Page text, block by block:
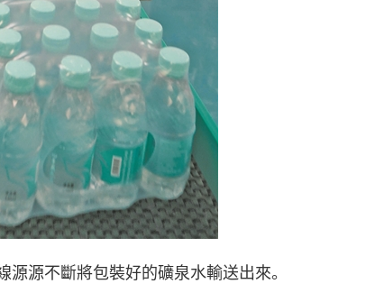
源不斷將包裝好的礦泉水輸送出來。